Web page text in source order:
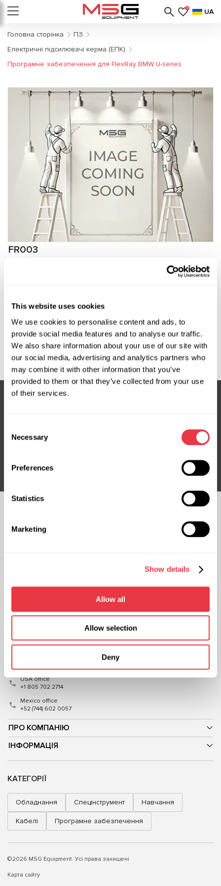
This website uses cookies
We use cookies to personalise content and ads, to
provide social media features and to analyse our traffic.
We also share information about your use of our site with
our social media, advertising and analytics partners who
may combine it with other information that you’ve
provided to them or that they’ve collected from your use
of their services.
Selection
Necessary
Preferences
Statistics
Marketing
Show details
Allow all
Allow selection
Deny
0 UA
Головна сторінка
ПЗ
Електричні підсилювачі керма (ЕПК)
Програмне забезпечення для FlexRay BMW U-series
FR003
Програмне забезпечення для FlexRay BMW U-
Виробник:MSG Equipment
Запит ціни
Не пропустіть ексклюзивні пропозиції та знижки
Підписатися
НАМИ
ПРО КОМПАНІЮ
ІНФОРМАЦІЯ
+38 (057) 728-49-64
ПН-ПТ: 9:00 - 18:00 (UTC +3)
sales@msg.equipment
вул. Фамілійна 27, 03-197 м.
+48 (83) 313-19-70
ПН-ПТ: 8:00 - 17:00 (GMT +1)
sales@msgequipment.pl
USA office
+1 805 702 2714
Mexico office
+52 (744) 602 0057
КАТЕГОРІЇ
Обладнання Спецінструмент Навчання
Кабелі Програмне забезпечення
©2026 MSG Equipment. Усі права захищені
Карта сайту